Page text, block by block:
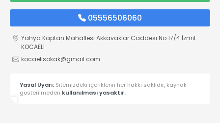
05556506060
Yahya Kaptan Mahallesi Akkavaklar Caddesi No:17/4 İzmit-
KOCAELİ
kocaelisokak@gmail.com
Yasal Uyarı: Sitemizdeki içeriklerin her hakkı saklıdır, kaynak
gösterilmeden kullanılması yasaktır.